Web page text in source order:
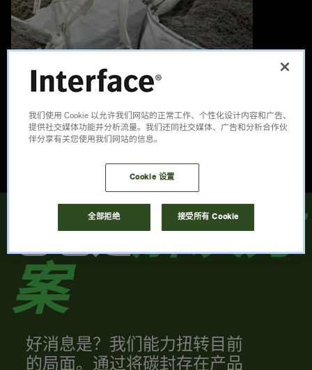
它也是解决方
案
好消息是？我们能力扭转目前
的局面。通过将碳封存在产品
我们使用 Cookie 以允许我们网站的正常工作、个性化设计内容和广告、
提供社交媒体功能并分析流量。我们还同社交媒体、广告和分析合作伙
伴分享有关您使用我们网站的信息。
Cookie 设置
全部拒绝 接受所有 Cookie